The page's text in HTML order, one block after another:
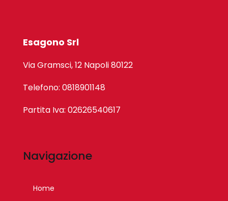
Esagono Srl
Via Gramsci, 12 Napoli 80122
Telefono: 0818901148
Partita Iva: 02626540617
Navigazione
Home